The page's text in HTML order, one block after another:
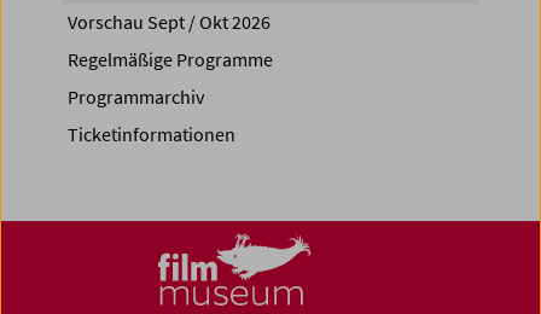
Vorschau Sept / Okt 2026
Regelmäßige Programme
Programmarchiv
Ticketinformationen